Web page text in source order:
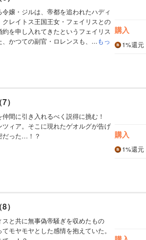
嬢・ジルは、帝都を追われたハディ
レイトス王国王女・フェイリスとの
を申し入れてきたというフェイリス
かつての副官・ロレンスも、...もっ
購入
1%還元
）
間に引き入れるべく説得に挑む！
ィア。そこに現れたゲオルグが告げ
だった…！？
購入
1%還元
）
と共に無事偽帝騒ぎを収めたもの
モヤモヤとした感情を抱えていた。